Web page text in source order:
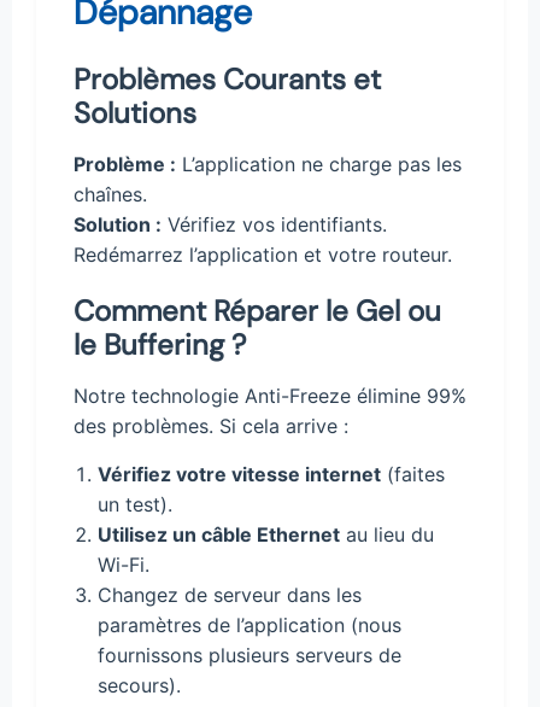
Dépannage
Problèmes Courants et
Solutions
Problème : L’application ne charge pas les
chaînes.
Solution : Vérifiez vos identifiants.
Redémarrez l’application et votre routeur.
Comment Réparer le Gel ou
le Buffering ?
Notre technologie Anti-Freeze élimine 99%
des problèmes. Si cela arrive :
Vérifiez votre vitesse internet (faites
un test).
Utilisez un câble Ethernet au lieu du
Wi-Fi.
Changez de serveur dans les
paramètres de l’application (nous
fournissons plusieurs serveurs de
secours).